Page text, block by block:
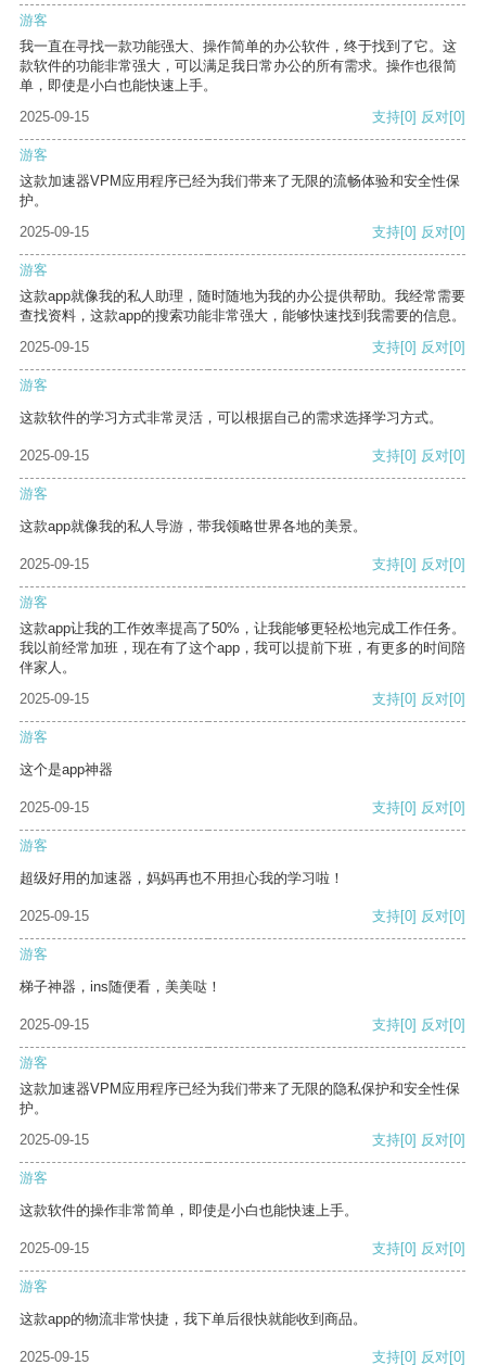
游客
我一直在寻找一款功能强大、操作简单的办公软件，终于找到了它。这
款软件的功能非常强大，可以满足我日常办公的所有需求。操作也很简
单，即使是小白也能快速上手。
2025-09-15
支持[0] 反对[0]
游客
这款加速器VPM应用程序已经为我们带来了无限的流畅体验和安全性保
护。
2025-09-15
支持[0] 反对[0]
游客
这款app就像我的私人助理，随时随地为我的办公提供帮助。我经常需要
查找资料，这款app的搜索功能非常强大，能够快速找到我需要的信息。
2025-09-15
支持[0] 反对[0]
游客
这款软件的学习方式非常灵活，可以根据自己的需求选择学习方式。
2025-09-15 支持[0] 反对[0]
游客
这款app就像我的私人导游，带我领略世界各地的美景。
2025-09-15 支持[0] 反对[0]
游客
这款app让我的工作效率提高了50%，让我能够更轻松地完成工作任务。
我以前经常加班，现在有了这个app，我可以提前下班，有更多的时间陪
伴家人。
2025-09-15
支持[0] 反对[0]
游客
这个是app神器
2025-09-15 支持[0] 反对[0]
游客
超级好用的加速器，妈妈再也不用担心我的学习啦！
2025-09-15 支持[0] 反对[0]
游客
梯子神器，ins随便看，美美哒！
2025-09-15 支持[0] 反对[0]
游客
这款加速器VPM应用程序已经为我们带来了无限的隐私保护和安全性保
护。
2025-09-15
支持[0] 反对[0]
游客
这款软件的操作非常简单，即使是小白也能快速上手。
2025-09-15 支持[0] 反对[0]
游客
这款app的物流非常快捷，我下单后很快就能收到商品。
2025-09-15 支持[0] 反对[0]